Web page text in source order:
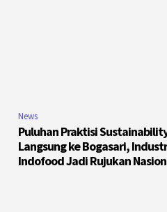
News
Puluhan Praktisi
Langsung ke Bogasari,
Indofood Jadi Rujukan